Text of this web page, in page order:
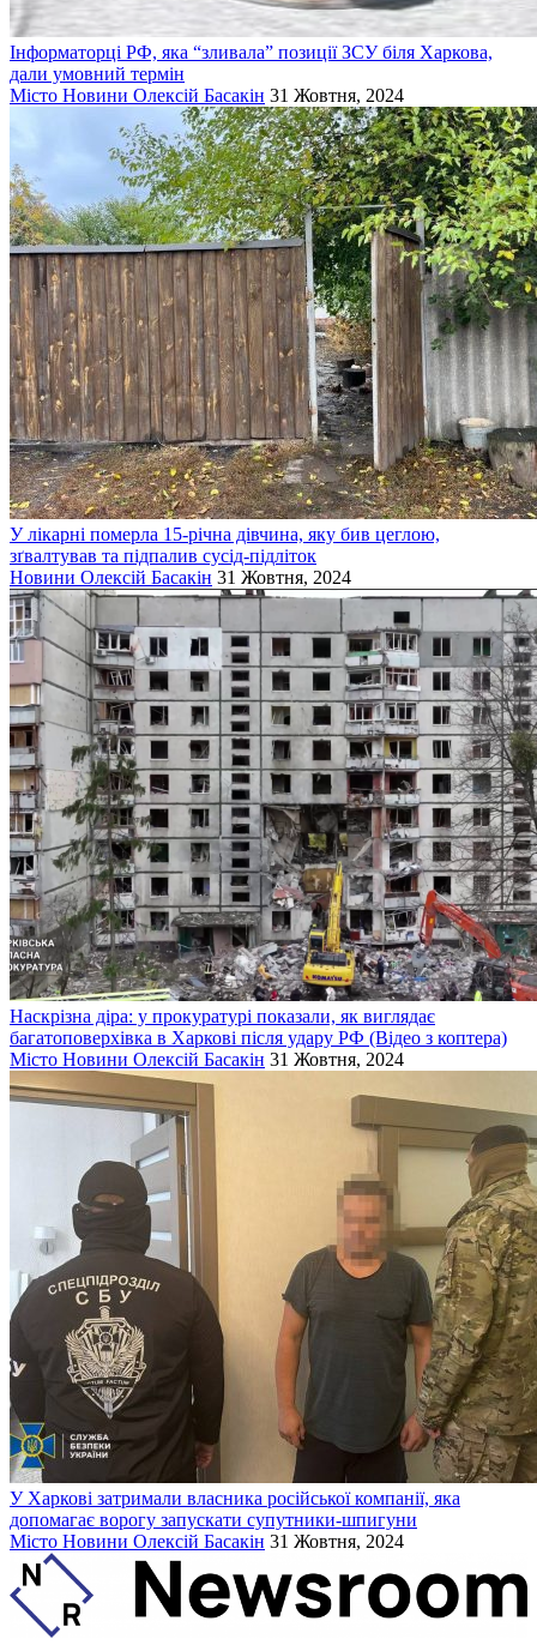
Інформаторці РФ, яка “зливала” позиції ЗСУ біля Харкова,
дали умовний термін
Місто Новини Олексій Басакін 31 Жовтня, 2024
У лікарні померла 15-річна дівчина, яку бив цеглою,
зґвалтував та підпалив сусід-підліток
Новини Олексій Басакін 31 Жовтня, 2024
Наскрізна діра: у прокуратурі показали, як виглядає
багатоповерхівка в Харкові після удару РФ (Відео з коптера)
Місто Новини Олексій Басакін 31 Жовтня, 2024
У Харкові затримали власника російської компанії, яка
допомагає ворогу запускати супутники-шпигуни
Місто Новини Олексій Басакін 31 Жовтня, 2024